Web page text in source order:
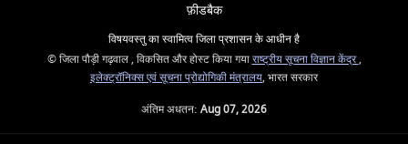
फ़ीडबैक
विषयवस्तु का स्वामित्व जिला प्रशासन के आधीन है
© जिला पौड़ी गढ़वाल , विकसित और होस्ट किया गयाराष्ट्रीय सूचना विज्ञान केंद्र,
इलेक्ट्रॉनिक्स एवं सूचना प्रोद्योगिकी मंत्रालय, भारत सरकार
अंतिम अधतन: Aug 07, 2026